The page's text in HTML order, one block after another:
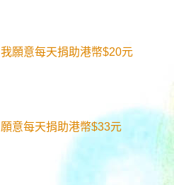
我願意每天捐助港幣$20元
願意每天捐助港幣$33元